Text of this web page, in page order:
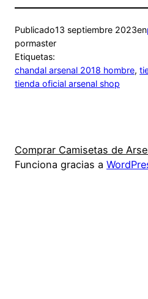
Publicado13 septiembre 2023en
pormaster
Etiquetas:
chandal arsenal 2018 hombre,
tienda oficial arsenal shop
Comprar Camisetas de
Funciona gracias a